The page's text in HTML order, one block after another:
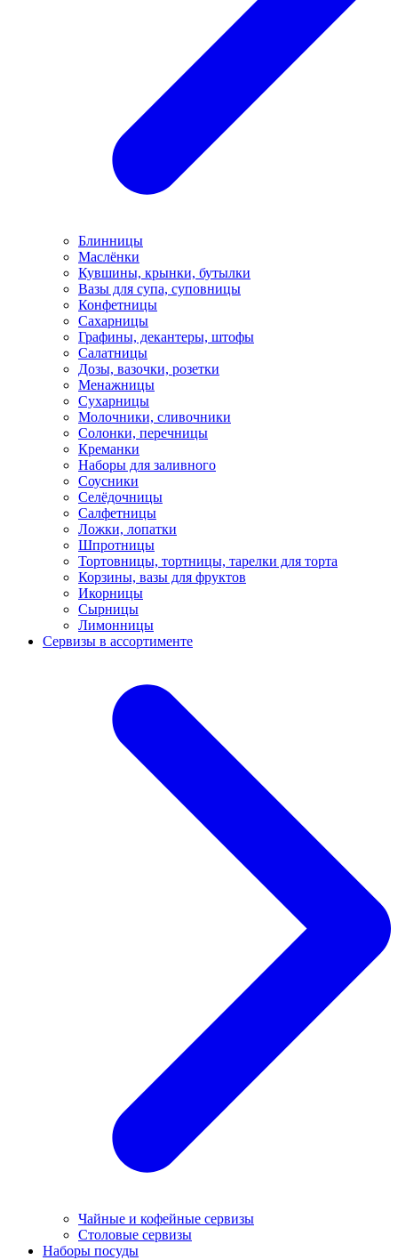
Блинницы
Маслёнки
Кувшины, крынки, бутылки
Вазы для супа, суповницы
Конфетницы
Сахарницы
Графины, декантеры, штофы
Салатницы
Дозы, вазочки, розетки
Менажницы
Сухарницы
Молочники, сливочники
Солонки, перечницы
Креманки
Наборы для заливного
Соусники
Селёдочницы
Салфетницы
Ложки, лопатки
Шпротницы
Тортовницы, тортницы, тарелки для торта
Корзины, вазы для фруктов
Икорницы
Сырницы
Лимонницы
Сервизы в ассортименте
Чайные и кофейные сервизы
Столовые сервизы
Наборы посуды